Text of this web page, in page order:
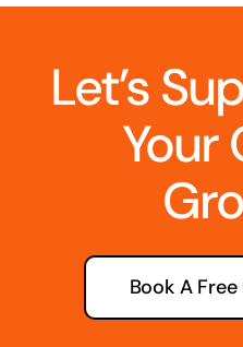
Let’s
Your
Book A